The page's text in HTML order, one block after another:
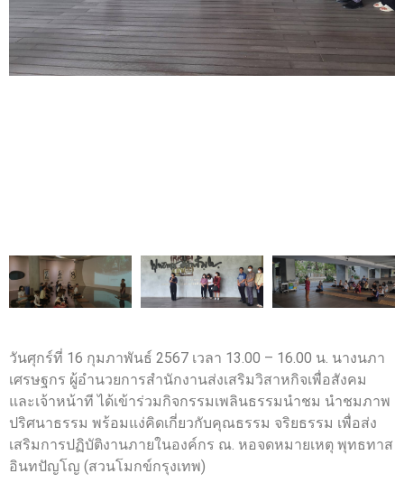
วันศุกร์ที่ 16 กุมภาพันธ์ 2567 เวลา 13.00 – 16.00 น. นางนภา
เศรษฐกร ผู้อำนวยการสำนักงานส่งเสริมวิสาหกิจเพื่อสังคม
และเจ้าหน้าที ได้เข้าร่วมกิจกรรมเพลินธรรมนำชม นำชมภาพ
ปริศนาธรรม พร้อมแง่คิดเกี่ยวกับคุณธรรม จริยธรรม เพื่อส่ง
เสริมการปฏิบัติงานภายในองค์กร ณ. หอจดหมายเหตุ พุทธทาส
อินทปัญโญ (สวนโมกข์กรุงเทพ)